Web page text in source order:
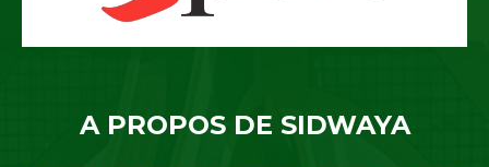
A PROPOS DE SIDWAYA